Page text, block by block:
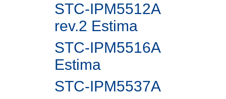
STC-IPM5512A
rev.2 Estima
STC-IPM5516A
Estima
STC-IPM5537A